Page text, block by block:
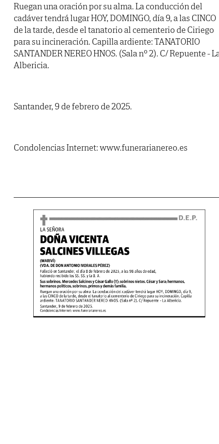
Ruegan una oración por su alma. La conducción del
cadáver tendrá lugar HOY, DOMINGO, día 9, a las CINCO
de la tarde, desde el tanatorio al cementerio de Ciriego
para su incineración. Capilla ardiente: TANATORIO
SANTANDER NEREO HNOS. (Sala nº 2). C/ Repuente -
Albericia.
Santander, 9 de febrero de 2025.
Condolencias Internet: www.funerarianereo.es